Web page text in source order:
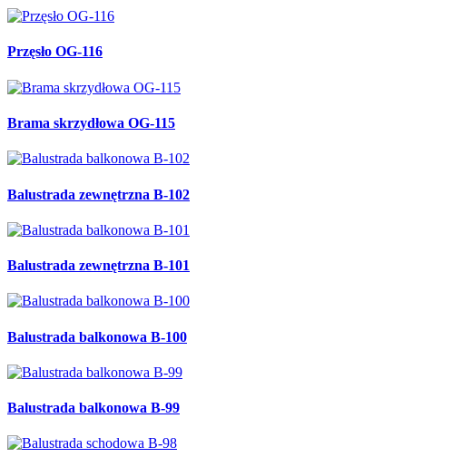
Przęsło OG-116
Brama skrzydłowa OG-115
Balustrada zewnętrzna B-102
Balustrada zewnętrzna B-101
Balustrada balkonowa B-100
Balustrada balkonowa B-99